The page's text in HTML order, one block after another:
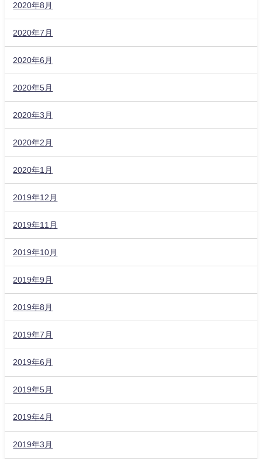
2020年8月
2020年7月
2020年6月
2020年5月
2020年3月
2020年2月
2020年1月
2019年12月
2019年11月
2019年10月
2019年9月
2019年8月
2019年7月
2019年6月
2019年5月
2019年4月
2019年3月